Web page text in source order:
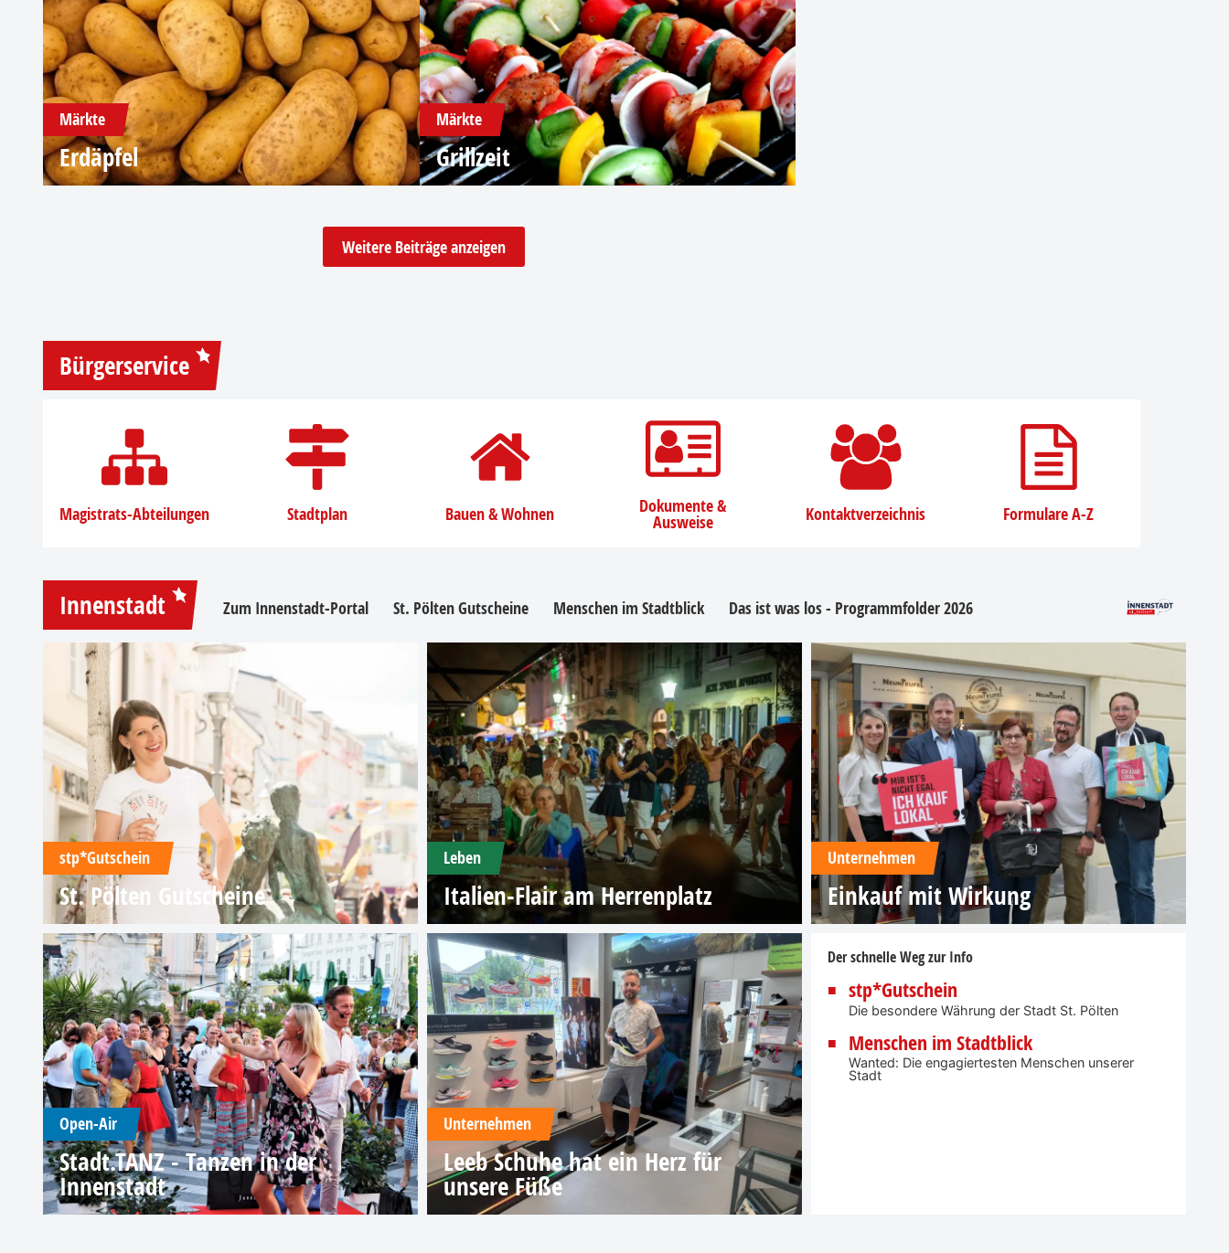
Märkte
Erdäpfel
Märkte
Grillzeit
Weitere Beiträge anzeigen
Bürgerservice
Magistrats-Abteilungen Stadtplan Bauen & Wohnen Dokumente &
Ausweise Kontaktverzeichnis Formulare A-Z
Innenstadt Zum Innenstadt-Portal St. Pölten Gutscheine Menschen im Stadtblick Das ist was los - Programmfolder 2026
stp*Gutschein
St. Pölten Gutscheine
Leben
Italien-Flair am Herrenplatz
Unternehmen
Einkauf mit Wirkung
Open-Air
Stadt.TANZ - Tanzen in der
Innenstadt
Unternehmen
Leeb Schuhe hat ein Herz für
unsere Füße
Der schnelle Weg zur Info
stp*Gutschein
Die besondere Währung der Stadt St. Pölten
Menschen im Stadtblick
Wanted: Die engagiertesten Menschen unserer
Stadt